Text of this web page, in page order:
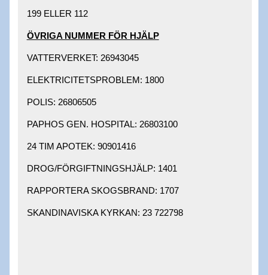
199 ELLER 112​
ÖVRIGA NUMMER FÖR HJÄLP​
VATTERVERKET: 26943045 ​
ELEKTRICITETSPROBLEM: 1800 ​
POLIS: 26806505 ​
PAPHOS GEN. HOSPITAL: 26803100 ​
24 TIM APOTEK: 90901416 ​
DROG/FÖRGIFTNINGSHJÄLP: 1401 ​
RAPPORTERA SKOGSBRAND: 1707 ​
SKANDINAVISKA KYRKAN: 23 722798 ​